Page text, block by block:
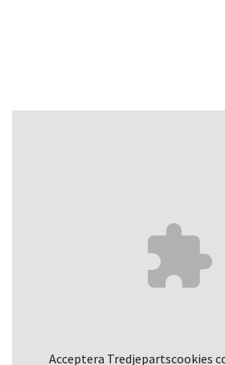
Acceptera Tredjepartscookies